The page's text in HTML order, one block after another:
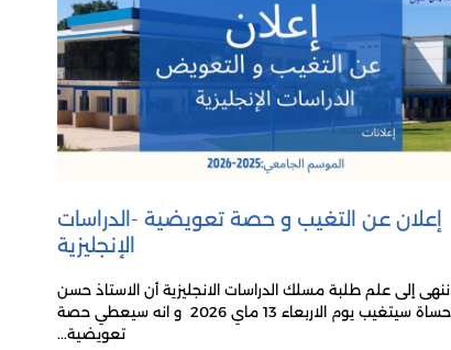
إعلان عن التغيب و حصة تعويضية -الدراسات
الإنجليزية
ننهى إلى علم طلبة مسلك الدراسات الانجليزية أن الاستاذ حسن
وحساة سيتغيب يوم الاربعاء 13 ماي 2026 و انه سيعطي حصة
تعويضية...